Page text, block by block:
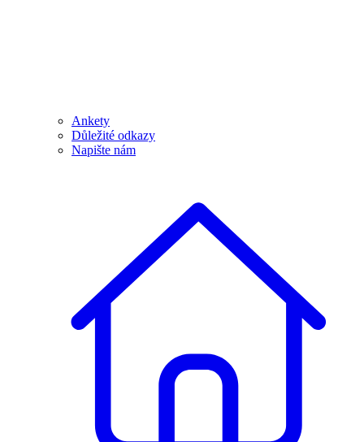
Ankety
Důležité odkazy
Napište nám